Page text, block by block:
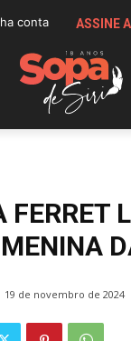
conta ASSINE
FERRET
19 de novembro de 2024